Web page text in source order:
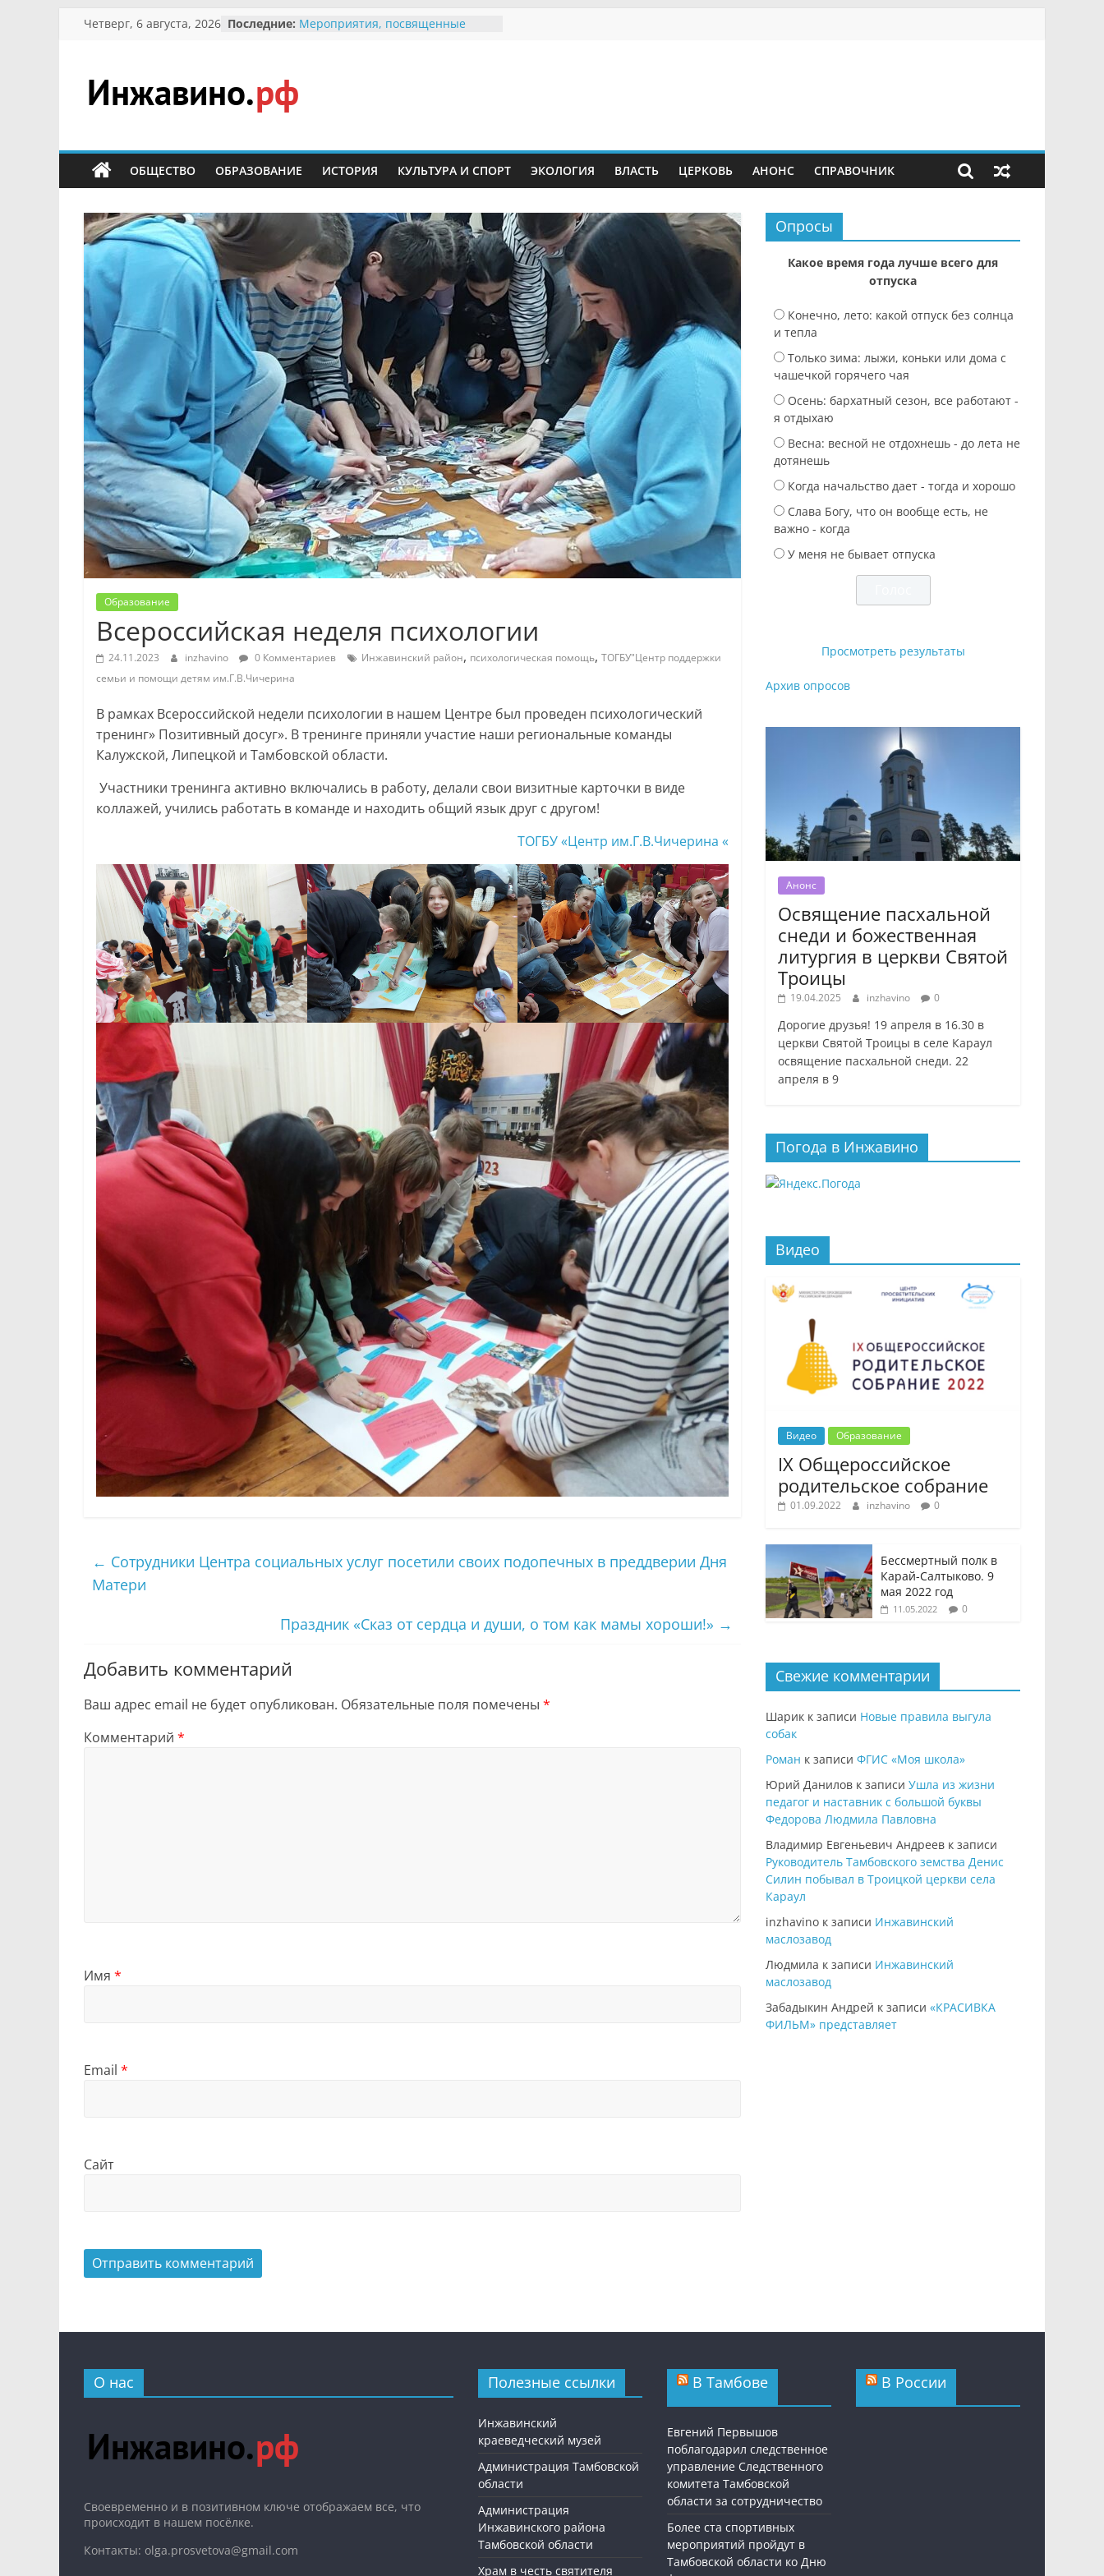
Перейти
Четверг, 6 августа, 2026 Последние: Мероприятия, посвященные
Безопасность в сети Интернет
Ученики приняли участие в
мероприятии «Сохраним
В вольере Воронинского
заповедника родились крапчатые
суслики
Инжавино.рф
сельский
портал
ОБЩЕСТВО ОБРАЗОВАНИЕ ИСТОРИЯ КУЛЬТУРА И СПОРТ ЭКОЛОГИЯ ВЛАСТЬ ЦЕРКОВЬ АНОНС СПРАВОЧНИК
Образование
Всероссийская неделя психологии
24.11.2023 inzhavino 0 Комментариев Инжавинский район, психологическая помощь, ТОГБУ"Центр поддержки
семьи и помощи детям им.Г.В.Чичерина
В рамках Всероссийской недели психологии в нашем Центре был проведен психологический
тренинг» Позитивный досуг». В тренинге приняли участие наши региональные команды
Калужской, Липецкой и Тамбовской области.
Участники тренинга активно включались в работу, делали свои визитные карточки в виде
коллажей, учились работать в команде и находить общий язык друг с другом!
ТОГБУ «Центр им.Г.В.Чичерина «
← Сотрудники Центра социальных услуг посетили своих подопечных в преддверии Дня
Матери
Праздник «Сказ от сердца и души, о том как мамы хороши!» →
Добавить комментарий
Ваш адрес email не будет опубликован. Обязательные поля помечены *
Комментарий *
Имя *
Email *
Сайт
Опросы
Какое время года лучше всего для
отпуска
Конечно, лето: какой отпуск без солнца
и тепла
Только зима: лыжи, коньки или дома с
чашечкой горячего чая
Осень: бархатный сезон, все работают -
я отдыхаю
Весна: весной не отдохнешь - до лета не
дотянешь
Когда начальство дает - тогда и хорошо
Слава Богу, что он вообще есть, не
важно - когда
У меня не бывает отпуска
Просмотреть результаты
Архив опросов
Анонс
Освящение пасхальной
снеди и божественная
литургия в церкви Святой
Троицы
19.04.2025 inzhavino 0
Дорогие друзья! 19 апреля в 16.30 в
церкви Святой Троицы в селе Караул
освящение пасхальной снеди. 22
апреля в 9
Погода в Инжавино
Видео
Видео Образование
IX Общероссийское
родительское собрание
01.09.2022 inzhavino 0
Бессмертный полк в
Карай-Салтыково. 9
мая 2022 год
11.05.2022 0
Свежие комментарии
Шарик к записи Новые правила выгула
собак
Роман к записи ФГИС «Моя школа»
Юрий Данилов к записи Ушла из жизни
педагог и наставник с большой буквы
Федорова Людмила Павловна
Владимир Евгеньевич Андреев к записи
Руководитель Тамбовского земства Денис
Силин побывал в Троицкой церкви села
Караул
inzhavino к записи Инжавинский
маслозавод
Людмила к записи Инжавинский
маслозавод
Забадыкин Андрей к записи «КРАСИВКА
ФИЛЬМ» представляет
О нас
Cвоевременно и в позитивном ключе отображаем все, что
происходит в нашем посёлке.
Контакты: olga.prosvetova@gmail.com
Полезные ссылки
Инжавинский
краеведческий музей
Администрация Тамбовской
области
Администрация
Инжавинского района
Тамбовской области
Храм в честь святителя
В Тамбове
Евгений Первышов
поблагодарил следственное
управление Следственного
комитета Тамбовской
области за сотрудничество
Более ста спортивных
мероприятий пройдут в
Тамбовской области ко Дню
В России